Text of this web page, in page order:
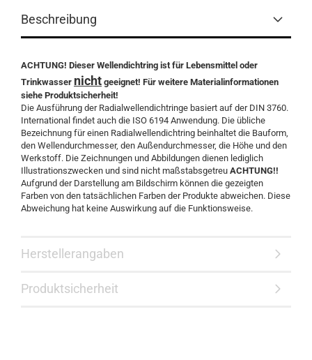
Beschreibung
ACHTUNG! Dieser Wellendichtring ist für Lebensmittel oder
Trinkwasser nicht geeignet! Für weitere Materialinformationen
siehe Produktsicherheit!
Die Ausführung der Radialwellendichtringe basiert auf der DIN 3760.
International findet auch die ISO 6194 Anwendung. Die übliche
Bezeichnung für einen Radialwellendichtring beinhaltet die Bauform,
den Wellendurchmesser, den Außendurchmesser, die Höhe und den
Werkstoff. Die Zeichnungen und Abbildungen dienen lediglich
Illustrationszwecken und sind nicht maßstabsgetreu ACHTUNG!!
Aufgrund der Darstellung am Bildschirm können die gezeigten
Farben von den tatsächlichen Farben der Produkte abweichen. Diese
Abweichung hat keine Auswirkung auf die Funktionsweise.
Herstellerangaben
Produktsicherheit